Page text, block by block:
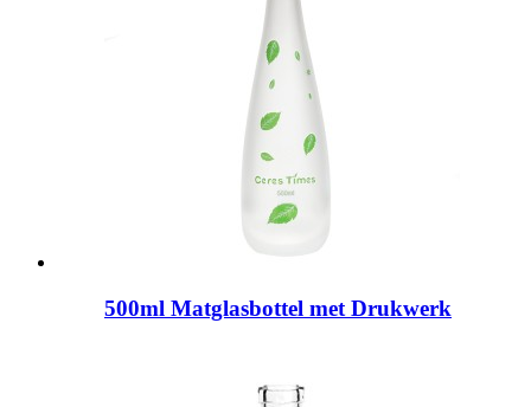
500ml Matglasbottel met Drukwerk